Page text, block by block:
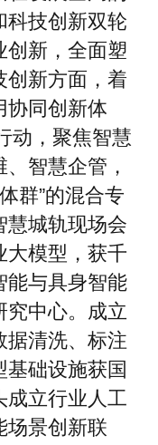
科技创新双轮
创新，全面塑
创新方面，着
协同创新体
动，聚焦智慧
智慧企管，
群”的混合专
慧城轨现场会
大模型，获千
能与具身智能
究中心。成立
据清洗、标注
础设施获国
成立行业人工
场景创新联